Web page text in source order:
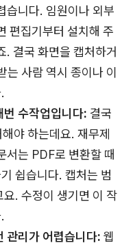
습니다. 임원이나 외부
편집기부터 설치해 주
. 결국 화면을 캡처하거
는 사람 역시 종이나 이
수작업입니다: 결국
야 하는데요. 재무제
서는 PDF로 변환할 때
쉽습니다. 캡처는 범
. 수정이 생기면 이 작
관리가 어렵습니다: 웹